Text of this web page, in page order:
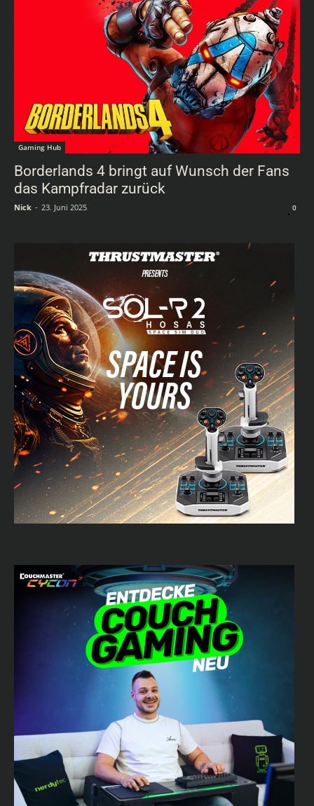
Gaming Hub
Borderlands 4 bringt auf Wunsch der Fans
das Kampfradar zurück
Nick - 23. Juni 2025 0